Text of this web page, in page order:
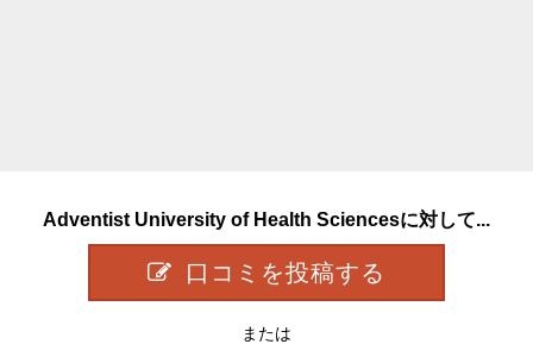
Adventist University of Health Sciencesに対して...
口コミを投稿する
または